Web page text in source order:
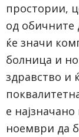
простории,
од обичните
ќе значи
болница и
здравство и
е
ноември да